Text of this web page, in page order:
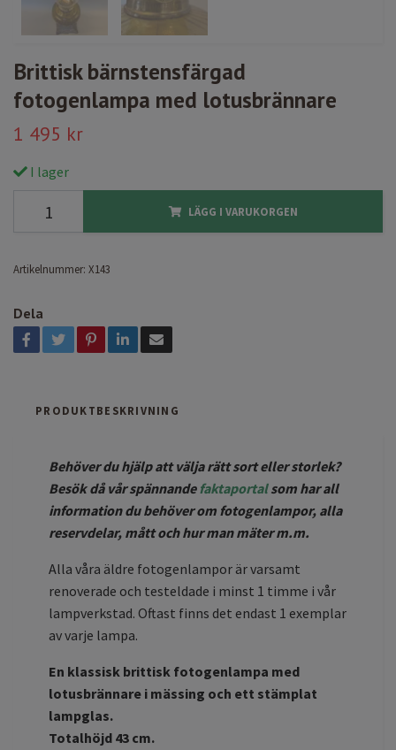
Brittisk bärnstensfärgad
fotogenlampa med lotusbrännare
1 495 kr
I lager
LÄGG I VARUKORGEN
Artikelnummer: X143
Dela
PRODUKTBESKRIVNING
Behöver du hjälp att välja rätt sort eller storlek?
Besök då vår spännandefaktaportalsom har all
information du behöver om fotogenlampor, alla
reservdelar, mått och hur man mäter m.m.
Alla våra äldre fotogenlampor är varsamt
renoverade och testeldade i minst 1 timme i vår
lampverkstad. Oftast finns det endast 1 exemplar
av varje lampa.
En klassisk brittisk fotogenlampa med
lotusbrännare i mässing och ett stämplat
lampglas.
Totalhöjd 43 cm.